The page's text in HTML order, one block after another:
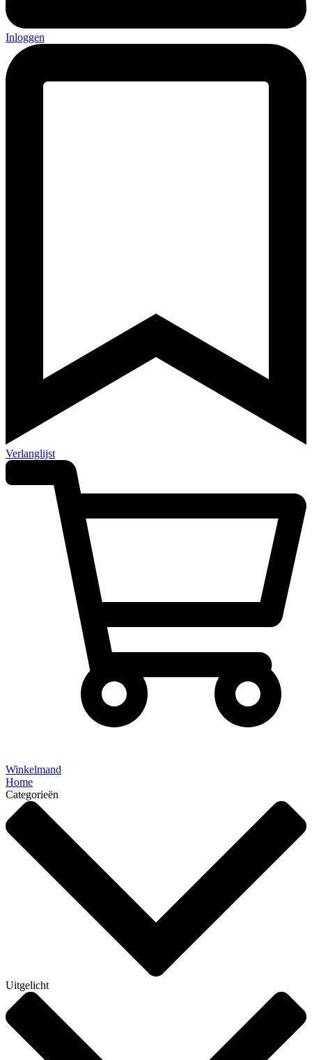
Inloggen
Verlanglijst
Winkelmand
Home
Categorieën
Uitgelicht